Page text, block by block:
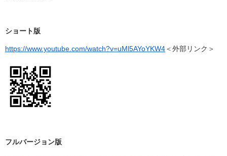
ショート版
https://www.youtube.com/watch?v=uMl5AYoYKW4＜外部リンク＞
フルバージョン版